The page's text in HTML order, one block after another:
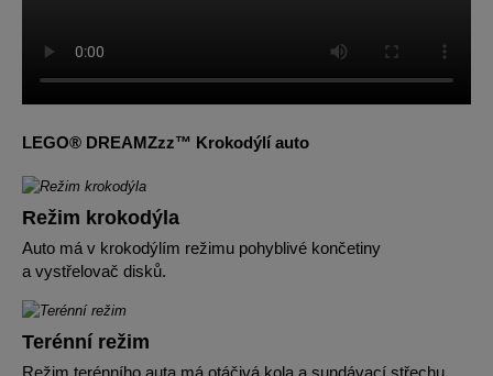
LEGO® DREAMZzz™ Krokodýlí auto
Režim krokodýla
Auto má v krokodýlím režimu pohyblivé končetiny
a vystřelovač disků.
Terénní režim